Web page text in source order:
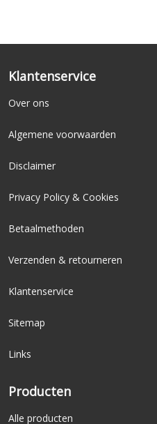
Klantenservice
Over ons
Algemene voorwaarden
Disclaimer
Privacy Policy & Cookies
Betaalmethoden
Verzenden & retourneren
Klantenservice
Sitemap
Links
Producten
Alle producten